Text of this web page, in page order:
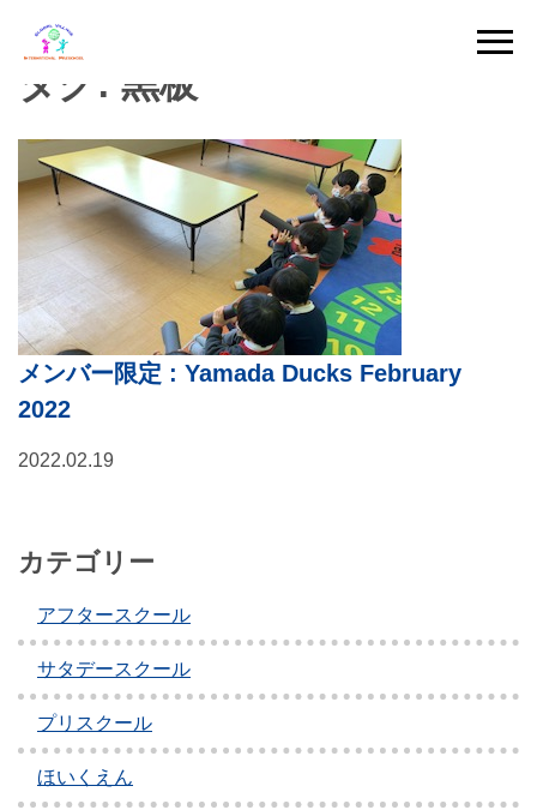
Skip
contentタグ: 黒板
メンバー限定 : Yamada Ducks February
2022
2022.02.19
カテゴリー
アフタースクール
サタデースクール
プリスクール
ほいくえん